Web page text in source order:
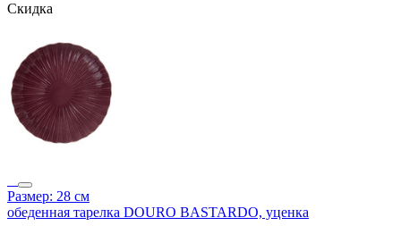
Скидка
Размер: 28 см
обеденная тарелка DOURO BASTARDO, уценка